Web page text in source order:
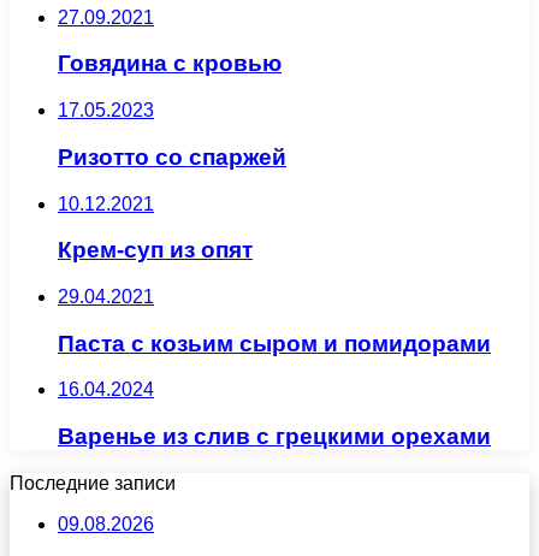
27.09.2021
Говядина с кровью
17.05.2023
Ризотто со спаржей
10.12.2021
Крем-суп из опят
29.04.2021
Паста с козьим сыром и помидорами
16.04.2024
Варенье из слив с грецкими орехами
Последние записи
09.08.2026